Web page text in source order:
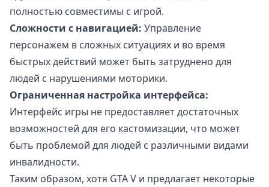
полностью совместимы с игрой.
Сложности с навигацией: Управление
персонажем в сложных ситуациях и во время
быстрых действий может быть затруднено для
людей с нарушениями моторики.
Ограниченная настройка интерфейса:
Интерфейс игры не предоставляет достаточных
возможностей для его кастомизации, что может
быть проблемой для людей с различными видами
инвалидности.
Таким образом, хотя GTA V и предлагает некоторые